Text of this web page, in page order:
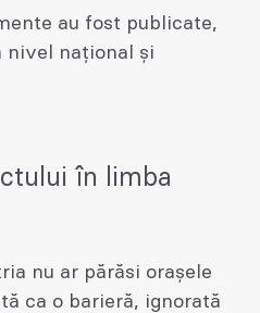
au fost publicate,
nivel național și
în limba
nu ar părăsi orașele
ca o barieră, ignorată